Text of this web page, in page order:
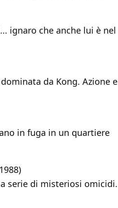
ignaro che anche lui è nel
da Kong. Azione e
in fuga in un quartiere
serie di misteriosi omicidi.